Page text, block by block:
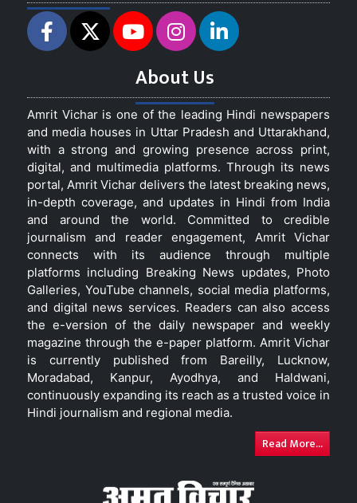
About Us
Amrit Vichar is one of the leading Hindi newspapers
and media houses in Uttar Pradesh and Uttarakhand,
with a strong and growing presence across print,
digital, and multimedia platforms. Through its news
portal, Amrit Vichar delivers the latest breaking news,
in-depth coverage, and updates in Hindi from India
and around the world. Committed to credible
journalism and reader engagement, Amrit Vichar
connects with its audience through multiple
platforms including Breaking News updates, Photo
Galleries, YouTube channels, social media platforms,
and digital news services. Readers can also access
the e-version of the daily newspaper and weekly
magazine through the e-paper platform. Amrit Vichar
is currently published from Bareilly, Lucknow,
Moradabad, Kanpur, Ayodhya, and Haldwani,
continuously expanding its reach as a trusted voice in
Hindi journalism and regional media.
Read More...